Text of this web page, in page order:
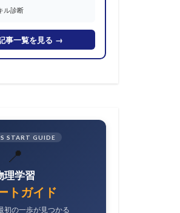
ル診断
事一覧を見る →
START GUIDE
📍
理学習
トガイド
初の一歩が見つかる